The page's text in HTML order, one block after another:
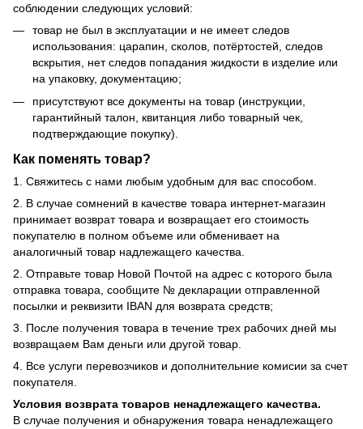
соблюдении следующих условий:
товар не был в эксплуатации и не имеет следов
использования: царапин, сколов, потёртостей, следов
вскрытия, нет следов попадания жидкости в изделие или
на упаковку, документацию;
присутствуют все документы на товар (инструкции,
гарантийный талон, квитанция либо товарный чек,
подтверждающие покупку).
Как поменять товар?
1. Свяжитесь с нами любым удобным для вас способом.
2. В случае сомнений в качестве товара интернет-магазин
принимает возврат товара и возвращает его стоимость
покупателю в полном объеме или обменивает на
аналогичный товар надлежащего качества.
2. Отправьте товар Новой Почтой на адрес с которого была
отправка товара, сообщите № декларации отправленной
посылки и реквизити IBAN для возврата средств;
3. После получения товара в течение трех рабочих дней мы
возвращаем Вам деньги или другой товар.
4. Все услуги перевозчиков и дополнительние комисии за счет
покупателя.
Условия возврата товаров ненадлежащего качества.
В случае получения и обнаружения товара ненадлежащего